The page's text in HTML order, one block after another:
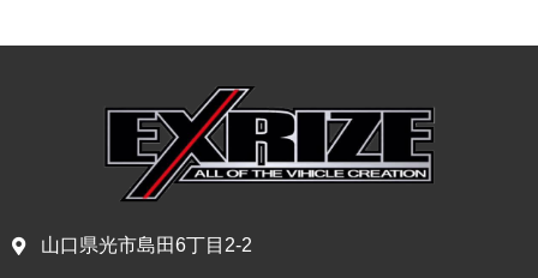
山口県光市島田6丁目2-2